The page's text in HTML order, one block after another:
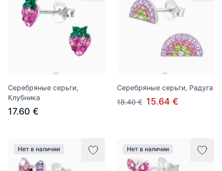
Серебряные серьги,
Клубника
17.60 €
Серебряные серьги, Радуга
18.40 € 15.64 €
Нет в наличии Нет в наличии